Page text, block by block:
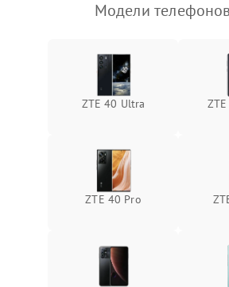
Модели
ZTE 40 Ultra
ZTE 40 Pro